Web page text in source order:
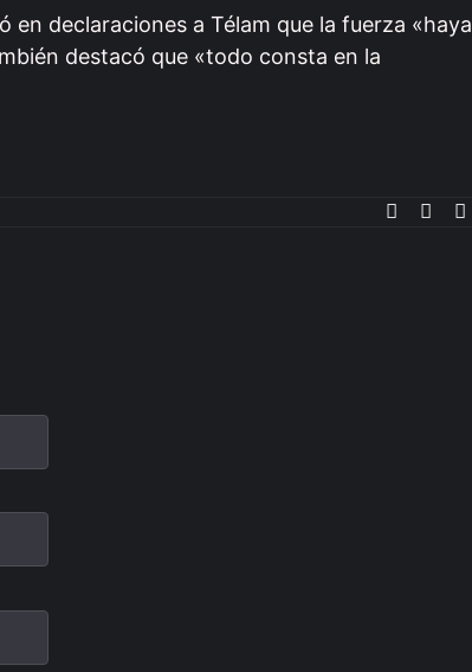
en declaraciones a Télam que la fuerza «haya
destacó que «todo consta en la